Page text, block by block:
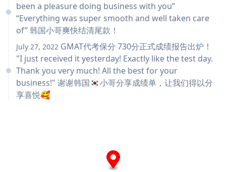
been a pleasure doing business with you”
“Everything was super smooth and well taken care
of” 韩国小哥爽快结清尾款！
July 27, 2022 GMAT代考保分 730分正式成绩报告出炉！
"I just received it yesterday! Exactly like the test day.
Thank you very much! All the best for your
business!" 谢谢韩国🇰🇷小哥分享成绩单，让我们得以分
享喜悦🥰